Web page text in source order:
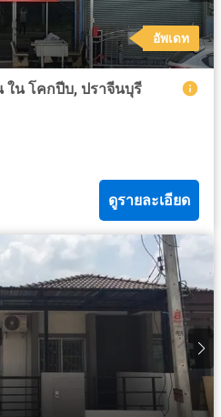
อัพเดท
ใน โคกปีบ, ปราจีนบุรี
ดูรายละเอียด